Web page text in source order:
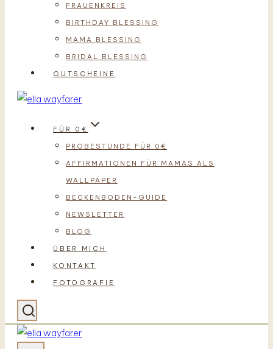
FRAUENKREIS
BIRTHDAY BLESSING
MAMA BLESSING
BRIDAL BLESSING
GUTSCHEINE
FÜR 0€
PROBESTUNDE FÜR 0€
AFFIRMATIONEN FÜR MAMAS ALS
WALLPAPER
BECKENBODEN-GUIDE
NEWSLETTER
BLOG
ÜBER MICH
KONTAKT
FOTOGRAFIE